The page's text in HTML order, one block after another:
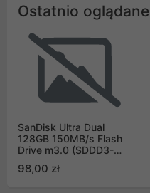
Ostatnio oglądane
SanDisk Ultra Dual
128GB 150MB/s Flash
Drive m3.0 (SDDD3-
98,00 zł